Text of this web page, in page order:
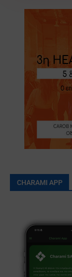
CHARAMI APP